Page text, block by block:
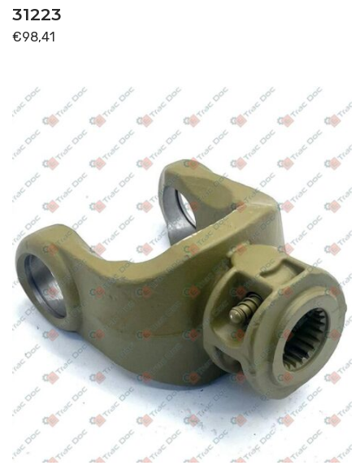
31223
€98,41